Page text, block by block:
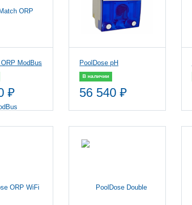
ModBus
₽
PoolDose pH
В наличии
56 540 ₽